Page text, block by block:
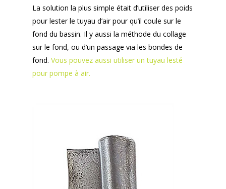
La solution la plus simple était d’utiliser des poids
pour lester le tuyau d’air pour qu’il coule sur le
fond du bassin. Il y aussi la méthode du collage
sur le fond, ou d’un passage via les bondes de
fond. Vous pouvez aussi utiliser un tuyau lesté
pour pompe à air.